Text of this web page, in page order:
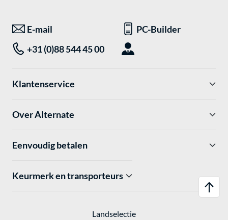
E-mail
PC-Builder
+31 (0)88 544 45 00
Klantenservice
Over Alternate
Eenvoudig betalen
Keurmerk en transporteurs
Landselectie